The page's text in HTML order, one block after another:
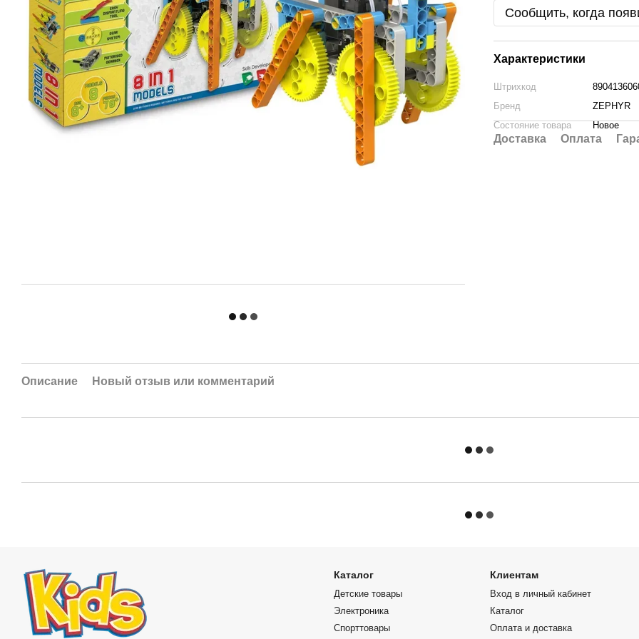
Сообщить, когда
Характеристики
Штрихкод
Бренд
ZEPHYR
Состояние товара
Новое
Доставка Оплата
Описание Новый отзыв или комментарий
Каталог
Детские товары
Электроника
Спорттовары
Клиентам
Вход в личный кабинет
Каталог
Оплата и доставка